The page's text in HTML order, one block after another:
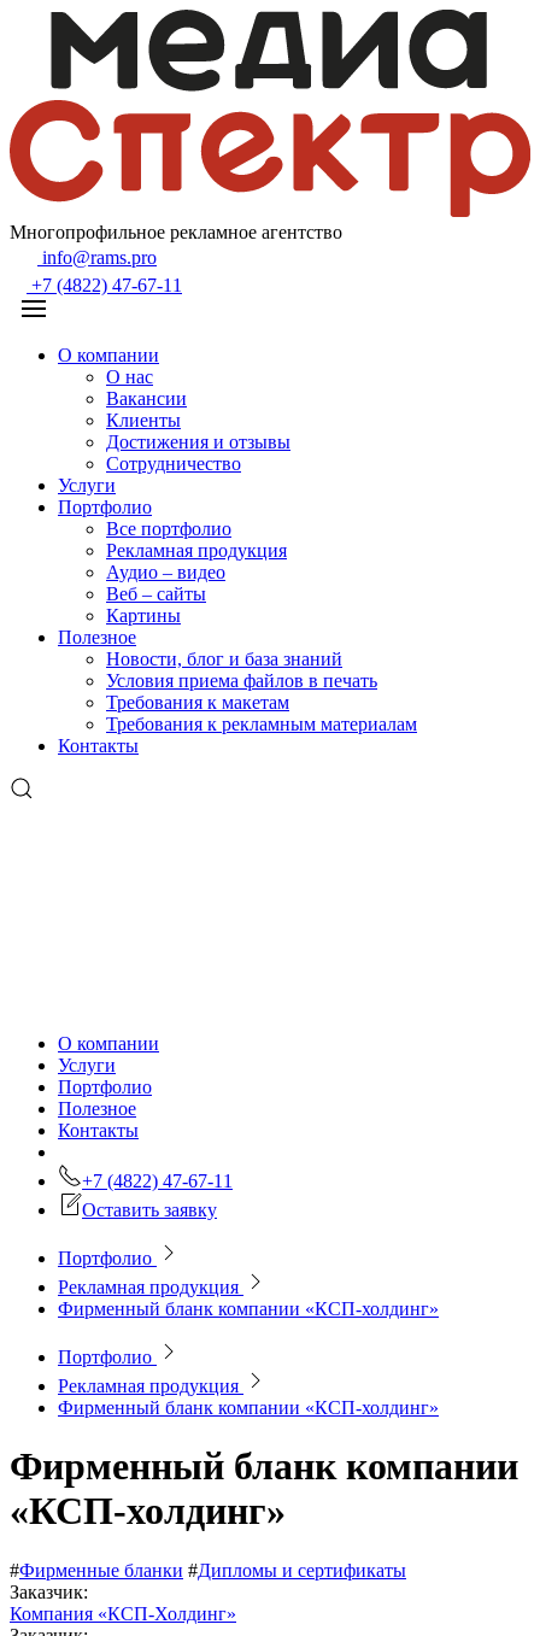
Многопрофильное рекламное агентство
info@rams.pro
+7 (4822) 47-67-11
О компании
О нас
Вакансии
Клиенты
Достижения и отзывы
Сотрудничество
Услуги
Портфолио
Все портфолио
Рекламная продукция
Аудио – видео
Веб – сайты
Картины
Полезное
Новости, блог и база знаний
Условия приема файлов в печать
Требования к макетам
Требования к рекламным материалам
Контакты
О компании
Услуги
Портфолио
Полезное
Контакты
+7 (4822) 47-67-11
Оставить заявку
Портфолио
Рекламная продукция
Фирменный бланк компании «КСП-холдинг»
Портфолио
Рекламная продукция
Фирменный бланк компании «КСП-холдинг»
Фирменный бланк компании
«КСП-холдинг»
#Фирменные бланки #Дипломы и сертификаты
Заказчик:
Компания «КСП-Холдинг»